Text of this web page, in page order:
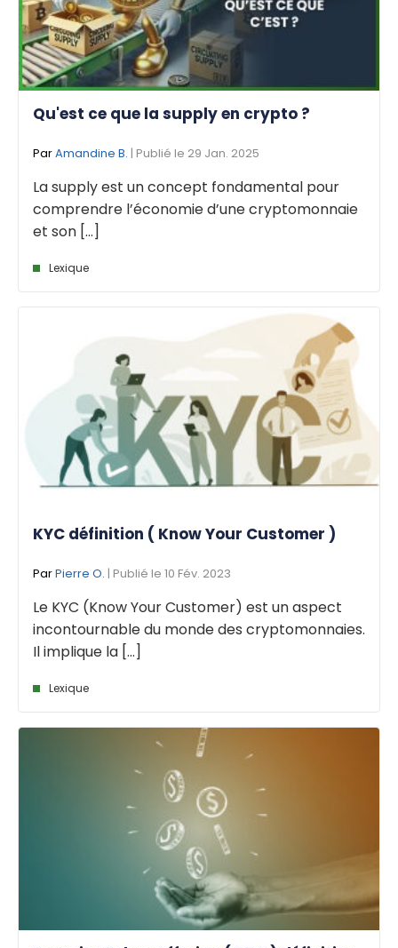
Qu'est ce que la supply en crypto ?
ParAmandine B. | Publié le 29 Jan. 2025
La supply est un concept fondamental pour
comprendre l’économie d’une cryptomonnaie
et son [...]
Lexique
KYC définition ( Know Your Customer )
ParPierre O. | Publié le 10 Fév. 2023
Le KYC (Know Your Customer) est un aspect
incontournable du monde des cryptomonnaies.
Il implique la [...]
Lexique